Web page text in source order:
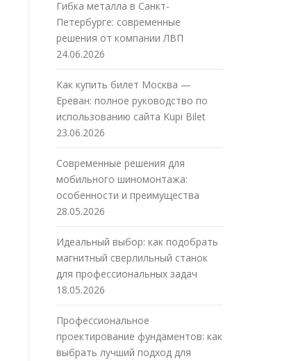
Гибка металла в Санкт-
Петербурге: современные
решения от компании ЛВП
24.06.2026
Как купить билет Москва —
Ереван: полное руководство по
использованию сайта Kupi Bilet
23.06.2026
Современные решения для
мобильного шиномонтажа:
особенности и преимущества
28.05.2026
Идеальный выбор: как подобрать
магнитный сверлильный станок
для профессиональных задач
18.05.2026
Профессиональное
проектирование фундаментов: как
выбрать лучший подход для